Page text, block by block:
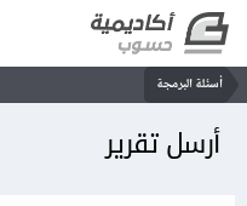
أسئلة البرمجة
أرسل تقرير